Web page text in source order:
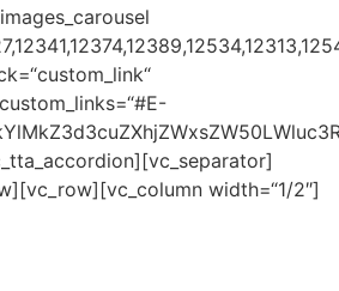
width=“1/2″]